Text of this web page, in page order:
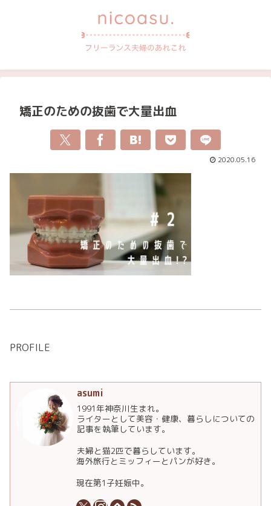
矯正のための抜歯で大量出血
2020.05.16
PROFILE
asumi
1991年神奈川生まれ。
ライターとして美容・健康、暮らしについての
記事を執筆しています。
夫婦と猫2匹で暮らしています。
海外旅行とミッフィーとパンが好き。
現在第1子妊娠中。